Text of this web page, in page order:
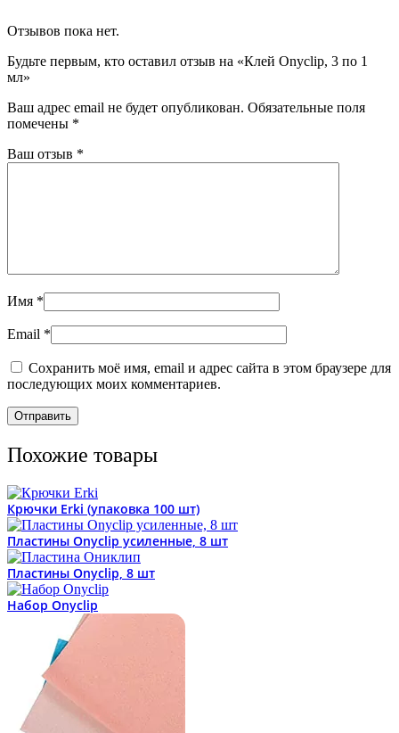
Отзывов пока нет.
Будьте первым, кто оставил отзыв на «Клей Onyclip, 3 по 1
мл»
Ваш адрес email не будет опубликован. Обязательные поля
помечены *
Ваш отзыв *
Имя *
Email *
Сохранить моё имя, email и адрес сайта в этом браузере для
последующих моих комментариев.
Похожие товары
Крючки Erki (упаковка 100 шт)
Пластины Onyclip усиленные, 8 шт
Пластины Onyclip, 8 шт
Набор Onyclip